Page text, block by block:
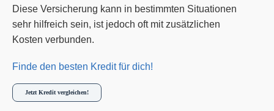
Diese Versicherung kann in bestimmten Situationen
sehr hilfreich sein, ist jedoch oft mit zusätzlichen
Kosten verbunden.
Finde den besten Kredit für dich!
Jetzt Kredit vergleichen!